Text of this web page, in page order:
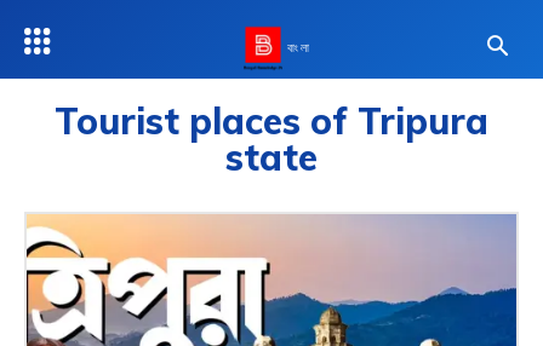
বাংলা
Tourist places of Tripura
state